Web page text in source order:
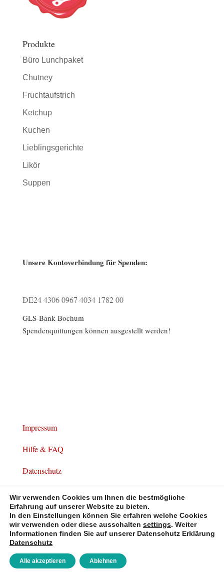
Produkte
Büro Lunchpaket
Chutney
Fruchtaufstrich
Ketchup
Kuchen
Lieblingsgerichte
Likör
Suppen
Unsere Kontoverbindung für Spenden:
DE24 4306 0967 4034 1782 00
GLS-Bank Bochum
Spendenquittungen können ausgestellt werden!
Impressum
Hilfe & FAQ
Datenschutz
© Copyright 2023 PAUL kocht gGmbH
Tel.: 02131 – 450 8930
Wir verwenden Cookies um Ihnen die bestmögliche
Erfahrung auf unserer Website zu bieten.
In den Einstellungen können Sie erfahren welche Cookies
wir verwenden oder diese ausschalten settings. Weiter
Informationen finden Sie auf unserer Datenschutz Erklärung
Datenschutz
Alle akzeptieren Ablehnen